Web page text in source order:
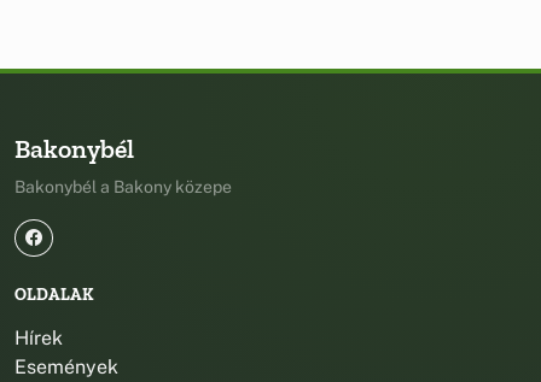
Bakonybél
Bakonybél a Bakony közepe
OLDALAK
Hírek
Események